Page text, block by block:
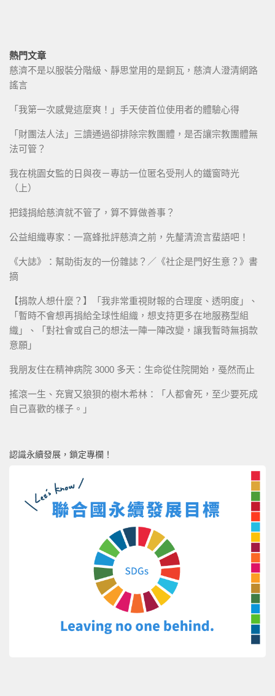
熱門文章
慈濟不是以服裝分階級、靜思堂用的是銅瓦，慈濟人澄清網路
謠言
「我第一次感覺這麼爽！」手天使首位使用者的體驗心得
「財團法人法」三讀通過卻排除宗教團體，是否讓宗教團體無
法可管？
我在桃園女監的日與夜－專訪一位匿名受刑人的鐵窗時光
（上）
把錢捐給慈濟就不管了，算不算做善事？
公益組織專家：一窩蜂批評慈濟之前，先釐清流言蜚語吧！
《大誌》：幫助街友的一份雜誌？／《社企是門好生意？》書
摘
【捐款人想什麼？】「我非常重視財報的合理度、透明度」、
「暫時不會想再捐給全球性組織，想支持更多在地服務型組
織」、「對社會或自己的想法一陣一陣改變，讓我暫時無捐款
意願」
我朋友住在精神病院 3000 多天：生命從住院開始，戞然而止
搖滾一生、充實又狼狽的樹木希林：「人都會死，至少要死成
自己喜歡的樣子。」
認識永續發展，鎖定專欄！